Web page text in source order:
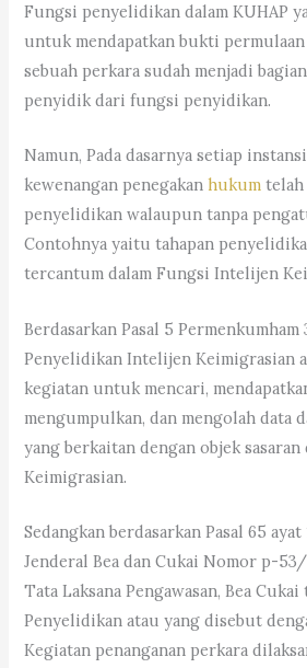
Fungsi penyelidikan dalam KUHAP
untuk mendapatkan bukti
sebuah perkara sudah menjadi
penyidik dari fungsi penyidikan.
Namun, Pada dasarnya setiap
kewenangan penegakanhukum telah
penyelidikan walaupun tanpa
Contohnya yaitu tahapan
tercantum dalam Fungsi Intelijen
Berdasarkan Pasal 5 Permenkumham
Penyelidikan Intelijen Keimigrasian
kegiatan untuk mencari,
mengumpulkan, dan mengolah data
yang berkaitan dengan objek
Keimigrasian.
Sedangkan berdasarkan Pasal 65
Jenderal Bea dan Cukai Nomor p-
Tata Laksana Pengawasan, Bea
Penyelidikan atau yang disebut
Kegiatan penanganan perkara